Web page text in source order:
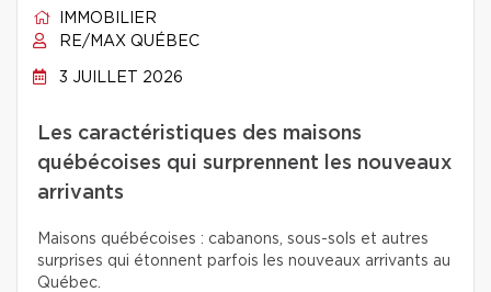
IMMOBILIER
RE/MAX QUÉBEC
3 JUILLET 2026
Les caractéristiques des maisons
québécoises qui surprennent les nouveaux
arrivants
Maisons québécoises : cabanons, sous-sols et autres
surprises qui étonnent parfois les nouveaux arrivants au
Québec.